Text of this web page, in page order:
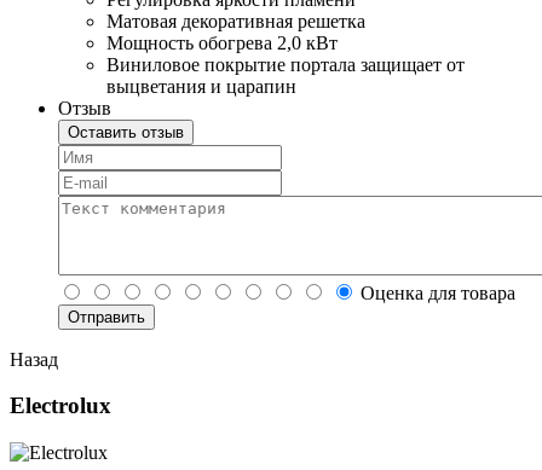
Матовая декоративная решетка
Мощность обогрева 2,0 кВт
Виниловое покрытие портала защищает от
выцветания и царапин
Отзыв
Оставить отзыв
Оценка для товара
Назад
Electrolux